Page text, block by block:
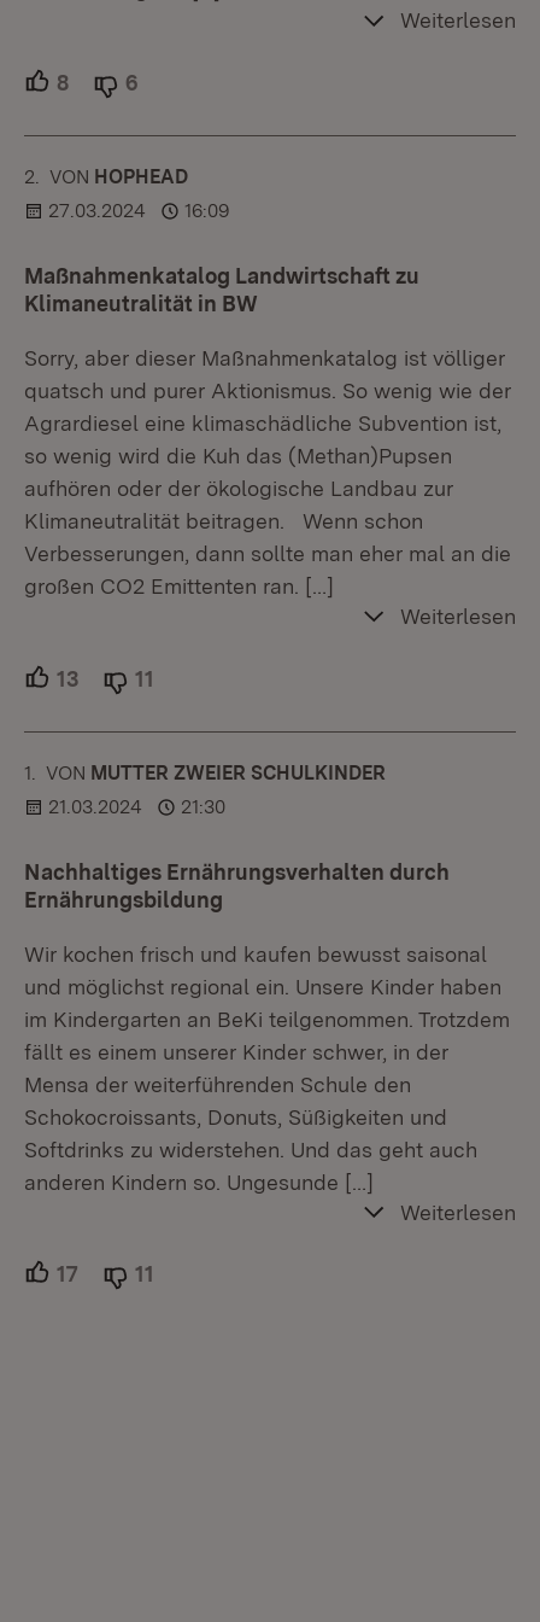
Weiterlesen
8 Unterstützer.
6
2. KOMMENTAR
VON :HOPHEAD
27.03.2024
16:09
Maßnahmenkatalog Landwirtschaft zu
Klimaneutralität in BW
Sorry, aber dieser Maßnahmenkatalog ist völliger
quatsch und purer Aktionismus. So wenig wie der
Agrardiesel eine klimaschädliche Subvention ist,
so wenig wird die Kuh das (Methan)Pupsen
aufhören oder der ökologische Landbau zur
Klimaneutralität beitragen. Wenn schon
Verbesserungen, dann sollte man eher mal an die
großen CO2 Emittenten ran.
[…]
Weiterlesen
13 Unterstützer.
11
1. KOMMENTAR
VON :MUTTER ZWEIER SCHULKINDER
21.03.2024
21:30
Nachhaltiges Ernährungsverhalten durch
Ernährungsbildung
Wir kochen frisch und kaufen bewusst saisonal
und möglichst regional ein. Unsere Kinder haben
im Kindergarten an BeKi teilgenommen. Trotzdem
fällt es einem unserer Kinder schwer, in der
Mensa der weiterführenden Schule den
Schokocroissants, Donuts, Süßigkeiten und
Softdrinks zu widerstehen. Und das geht auch
anderen Kindern so. Ungesunde […]
Weiterlesen
17 Unterstützer.
11